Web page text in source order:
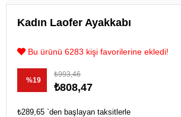
Kadın Laofer Ayakkabı
Bu ürünü 6283 kişi favorilerine ekledi!
%19
İndirim
₺993,46
₺808,47
₺289,65 `den başlayan taksitlerle